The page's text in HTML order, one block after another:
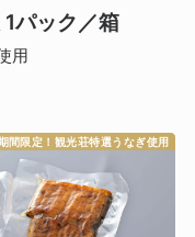
パック／箱
用
間限定！観光荘特選うなぎ使用